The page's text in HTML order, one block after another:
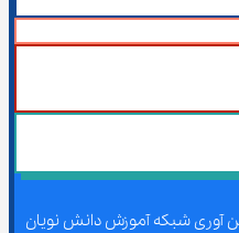
آوری شبکه آموزش دانش نویان